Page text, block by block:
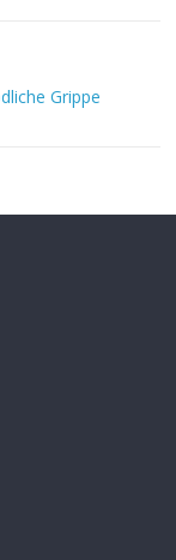
Grippe